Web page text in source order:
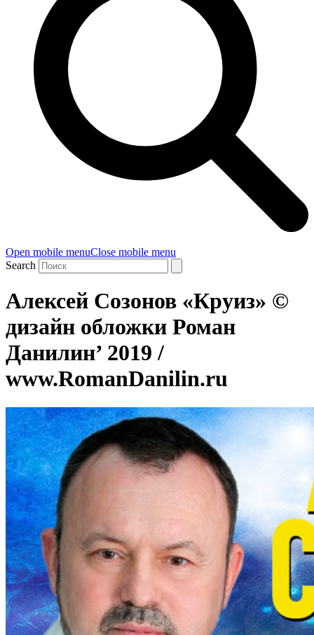
Open mobile menuClose mobile menu
Search
Алексей Созонов «Круиз» ©
дизайн обложки Роман
Данилин’ 2019 /
www.RomanDanilin.ru